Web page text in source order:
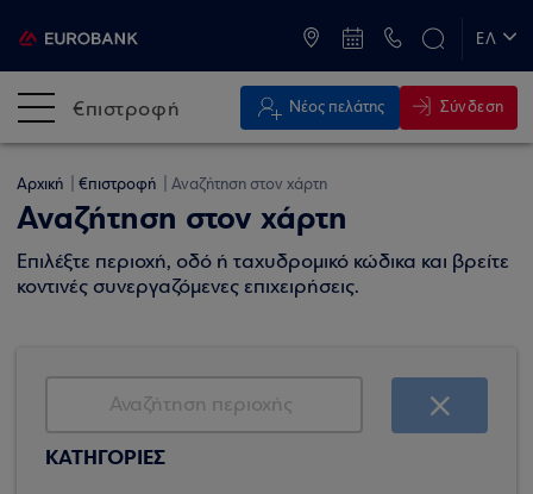
ΕΛ
€πιστροφή Νέος πελάτης Σύνδεση
Αρχική €πιστροφή Αναζήτηση στον χάρτη
Αναζήτηση στον χάρτη
Επιλέξτε περιοχή, οδό ή ταχυδρομικό κώδικα και βρείτε
κοντινές συνεργαζόμενες επιχειρήσεις.
ΚΑΤΗΓΟΡΙΕΣ